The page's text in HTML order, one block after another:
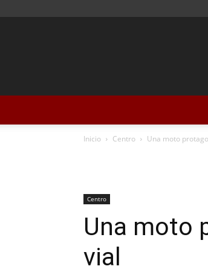
Inicio Centro Una moto
Centro
Una moto
vial